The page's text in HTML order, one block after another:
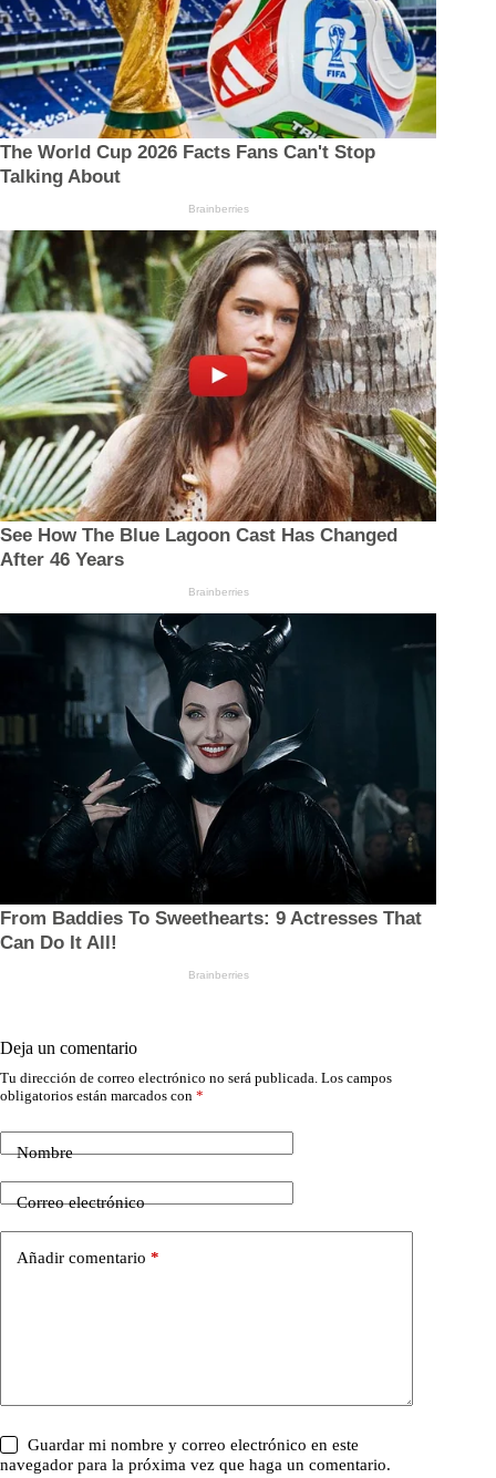
Deja un comentario
Tu dirección de correo electrónico no será publicada. Los campos
obligatorios están marcados con *
Nombre
Correo electrónico
Añadir comentario *
Guardar mi nombre y correo electrónico en este
navegador para la próxima vez que haga un comentario.